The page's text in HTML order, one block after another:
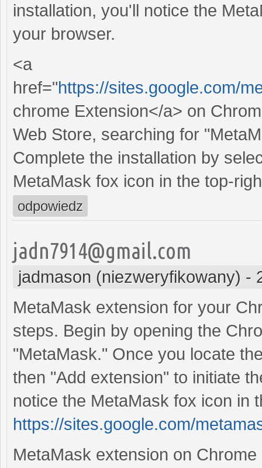
installation, you'll notice the
your browser.
<a
href="https://sites.google.com/
chrome Extension</a> on
Web Store, searching for
Complete the installation by
MetaMask fox icon in the top-
odpowiedz
jadn7914@gmail.com
jadmason (niezweryfikowany) -
MetaMask extension for your
steps. Begin by opening the
"MetaMask." Once you locate
then "Add extension" to initiate
notice the MetaMask fox icon in
https://sites.google.com/
MetaMask extension on